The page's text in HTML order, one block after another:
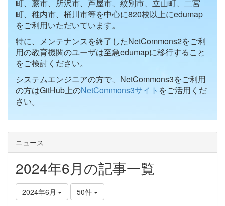
町、蕨市、所沢市、芦屋市、紋別市、立山町、二宮
町、稚内市、桶川市等を中心に820校以上にedumap
をご利用いただいています。
特に、メンテナンスを終了したNetCommons2をご利
用の教育機関のユーザは至急edumapに移行すること
をご検討ください。
システムエンジニアの方で、NetCommons3をご利用
の方はGitHub上のNetCommons3サイト をご活用くだ
さい。
ニュース
2024年6月の記事一覧
2024年6月 50件